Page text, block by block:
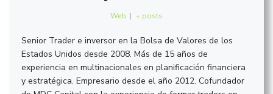
Web | + posts
Senior Trader e inversor en la Bolsa de Valores de los
Estados Unidos desde 2008. Más de 15 años de
experiencia en multinacionales en planificación financiera
y estratégica. Empresario desde el año 2012. Cofundador